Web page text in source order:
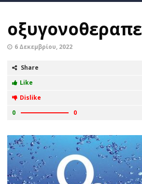
6 Δεκεμβρίου, 2022
Share
Like
Dislike
0
0